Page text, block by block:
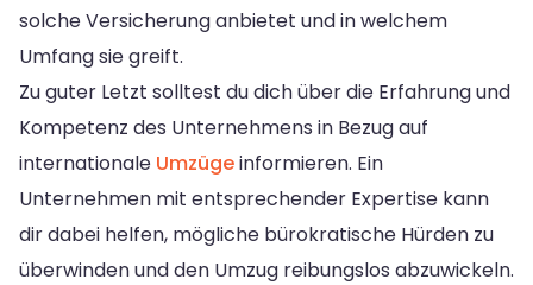
solche Versicherung anbietet und in welchem
Umfang sie greift.
Zu guter Letzt solltest du dich über die Erfahrung und
Kompetenz des Unternehmens in Bezug auf
internationale Umzügeinformieren. Ein
Unternehmen mit entsprechender Expertise kann
dir dabei helfen, mögliche bürokratische Hürden zu
überwinden und den Umzug reibungslos abzuwickeln.